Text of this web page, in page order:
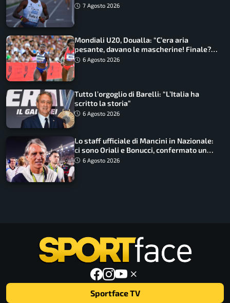
7 Agosto 2026
Mondiali U20, Doualla: “C’era aria
pesante, davano le mascherine! Finale?
Non ho nulla da perdere”
6 Agosto 2026
Tutto l’orgoglio di Barelli: “L’Italia ha
scritto la storia”
6 Agosto 2026
Lo staff ufficiale di Mancini in Nazionale:
ci sono Oriali e Bonucci, confermato un
ritorno
6 Agosto 2026
Sportface TV